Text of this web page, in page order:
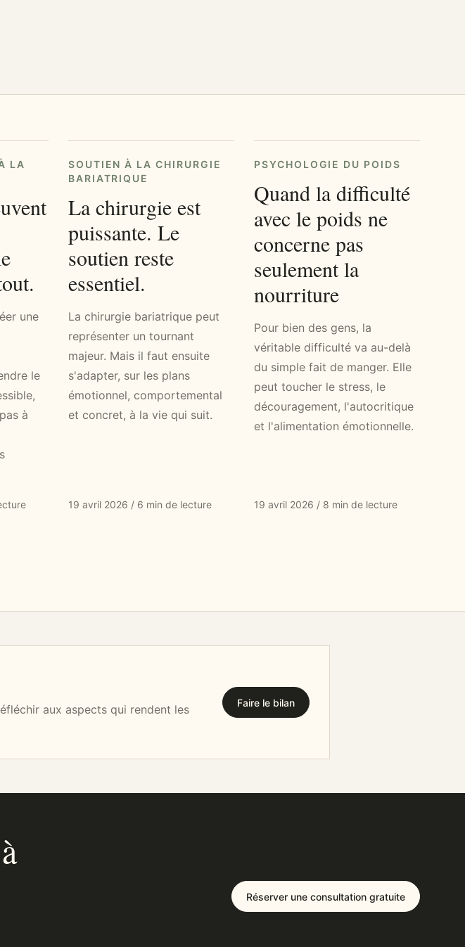
LA
une
le
à
SOUTIEN À LA CHIRURGIE
BARIATRIQUE
La chirurgie est
puissante. Le
soutien reste
essentiel.
La chirurgie bariatrique peut
représenter un tournant
majeur. Mais il faut ensuite
s'adapter, sur les plans
émotionnel, comportemental
et concret, à la vie qui suit.
19 avril 2026 / 6 min de lecture
PSYCHOLOGIE DU POIDS
Quand la difficulté
avec le poids ne
concerne pas
seulement la
nourriture
Pour bien des gens, la
véritable difficulté va au-delà
du simple fait de manger. Elle
peut toucher le stress, le
découragement, l'autocritique
et l'alimentation émotionnelle.
19 avril 2026 / 8 min de lecture
aux aspects qui rendent les
Faire le bilan
Réserver une consultation gratuite